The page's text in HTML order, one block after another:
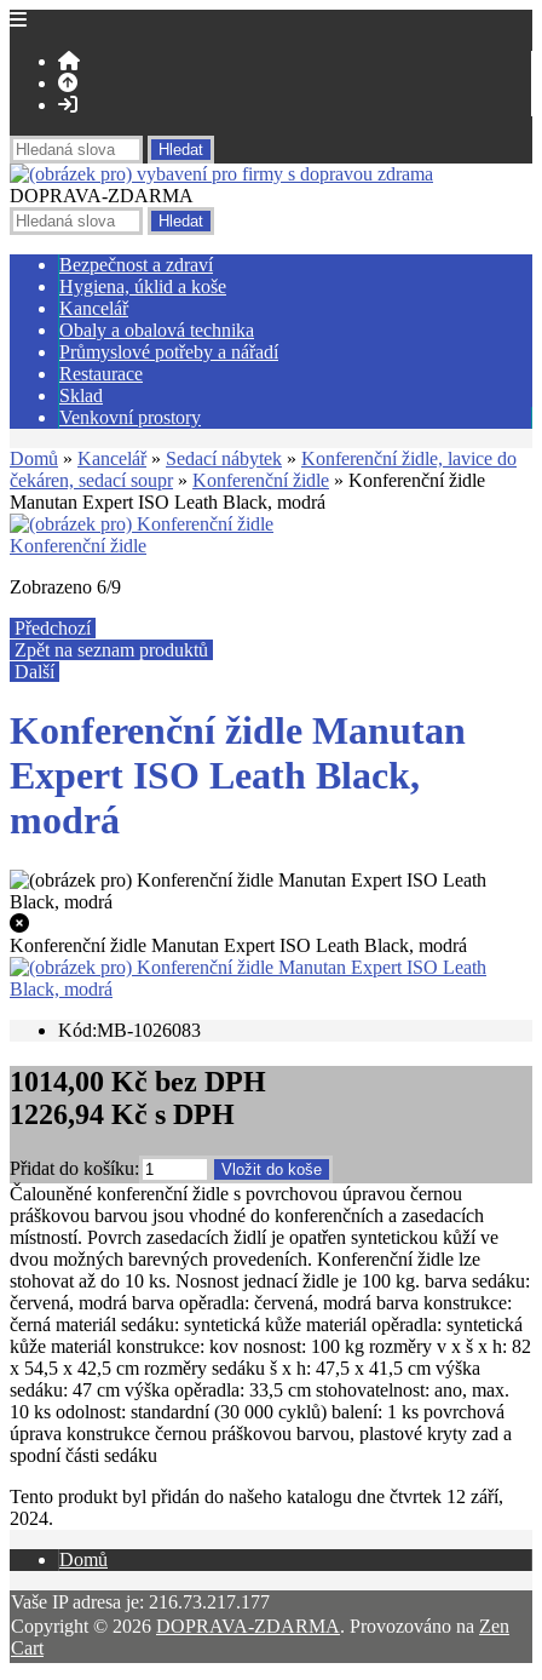
DOPRAVA-ZDARMA
Bezpečnost a zdraví
Hygiena, úklid a koše
Kancelář
Obaly a obalová technika
Průmyslové potřeby a nářadí
Restaurace
Sklad
Venkovní prostory
Domů » Kancelář» Sedací nábytek » Konferenční židle, lavice do
čekáren, sedací soupr» Konferenční židle » Konferenční židle
Manutan Expert ISO Leath Black, modrá
Konferenční židle
Zobrazeno 6/9
Předchozí
Zpět na seznam produktů
Další
Konferenční židle Manutan
Expert ISO Leath Black,
modrá
Konferenční židle Manutan Expert ISO Leath Black, modrá
Kód:MB-1026083
1014,00 Kč bez DPH
1226,94 Kč s DPH
Přidat do košíku:
Čalouněné konferenční židle s povrchovou úpravou černou
práškovou barvou jsou vhodné do konferenčních a zasedacích
místností. Povrch zasedacích židlí je opatřen syntetickou kůží ve
dvou možných barevných provedeních. Konferenční židle lze
stohovat až do 10 ks. Nosnost jednací židle je 100 kg. barva sedáku:
červená, modrá barva opěradla: červená, modrá barva konstrukce:
černá materiál sedáku: syntetická kůže materiál opěradla: syntetická
kůže materiál konstrukce: kov nosnost: 100 kg rozměry v x š x h: 82
x 54,5 x 42,5 cm rozměry sedáku š x h: 47,5 x 41,5 cm výška
sedáku: 47 cm výška opěradla: 33,5 cm stohovatelnost: ano, max.
10 ks odolnost: standardní (30 000 cyklů) balení: 1 ks povrchová
úprava konstrukce černou práškovou barvou, plastové kryty zad a
spodní části sedáku
Tento produkt byl přidán do našeho katalogu dne čtvrtek 12 září,
2024.
Domů
Vaše IP adresa je: 216.73.217.177
Copyright © 2026 DOPRAVA-ZDARMA. Provozováno na Zen
Cart